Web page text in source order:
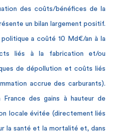
des coûts/bénéfices de la
un bilan largement positif.
a coûté 10 Md€/an à la
liés à la fabrication et/ou
de dépollution et coûts liés
accrue des carburants).
des gains à hauteur de
locale évitée (directement liés
la santé et la mortalité et, dans